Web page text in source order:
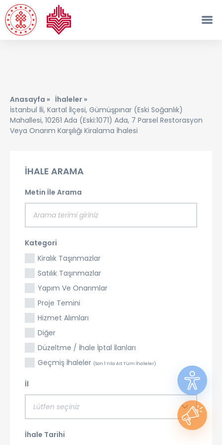
Anasayfa » İhaleler »
İstanbul İli, Kartal İlçesi, Gümüşpınar (Eski Soğanlık)
Mahallesi, 10261 Ada (Eski:1071) Ada, 7 Parsel Restorasyon
Veya Onarım Karşılığı Kiralama İhalesi
İHALE ARAMA
Metin İle Arama
Kategori
Kiralık Taşınmazlar
Satılık Taşınmazlar
Yapım Ve Onarımlar
Proje Temini
Hizmet Alımları
Diğer
Düzeltme / İhale İptal İlanları
Geçmiş İhaleler (Son 1 Yıla Ait Tüm İhaleler)
İl
Lütfen seçiniz
İhale Tarihi